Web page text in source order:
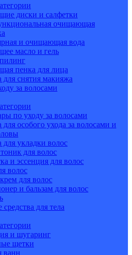
диски и салфетки
очищающая
и очищающая вода
масло и гель
пенка для лица
для снятия макияжа
за волосами
по уходу за волосами
для особого ухода за волосами и
для укладки волос
для волос
и эссенция для волос
волос
для волос
и бальзам для волос
для тела
и шугаринг
щетки
ванн